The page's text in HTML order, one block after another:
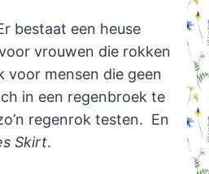
bestaat een heuse
vrouwen die rokken
voor mensen die geen
in een regenbroek te
regenrok testen. En
Skirt.